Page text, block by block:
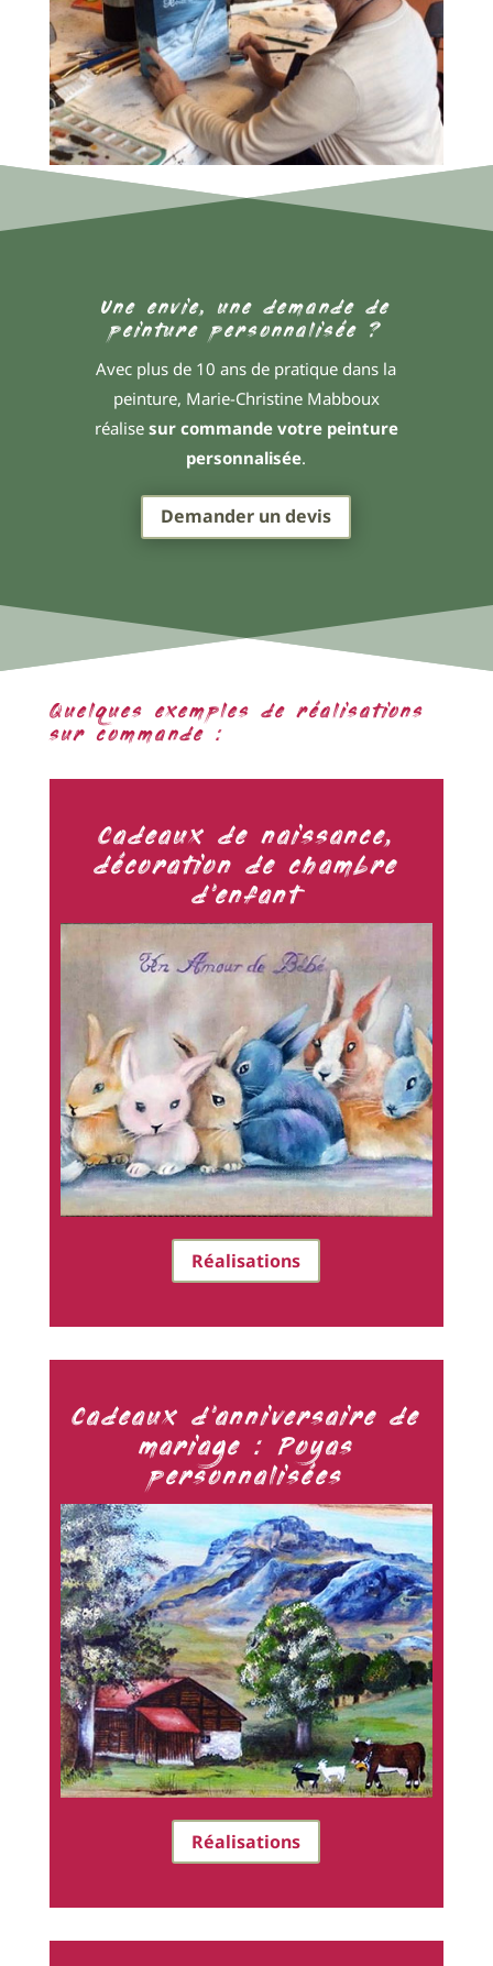
Une envie, une demande de
peinture personnalisée ?
Avec plus de 10 ans de pratique dans la
peinture, Marie-Christine Mabboux
réalisesur commande votre peinture
personnalisée.
Demander un devis
Quelques exemples de réalisations
sur commande :
Cadeaux de naissance,
décoration de chambre
d'enfant
Réalisations
Cadeaux d'anniversaire de
mariage : Poyas
personnalisées
Réalisations